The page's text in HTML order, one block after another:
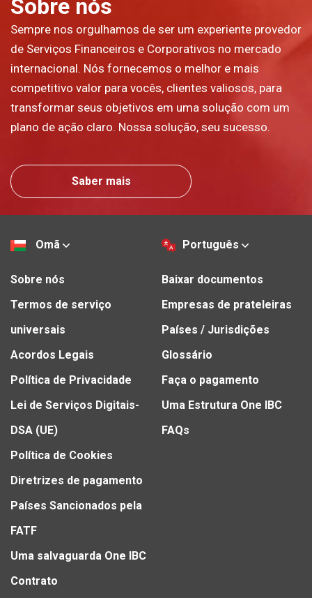
Sobre nós
Sempre nos orgulhamos de ser um experiente provedor
de Serviços Financeiros e Corporativos no mercado
internacional. Nós fornecemos o melhor e mais
competitivo valor para vocês, clientes valiosos, para
transformar seus objetivos em uma solução com um
plano de ação claro. Nossa solução, seu sucesso.
Saber mais
Omã Português
Sobre nós
Termos de serviço
universais
Acordos Legais
Política de Privacidade
Lei de Serviços Digitais-
DSA (UE)
Política de Cookies
Diretrizes de pagamento
Países Sancionados pela
FATF
Uma salvaguarda One IBC
Contrato
Baixar documentos
Empresas de prateleiras
Países / Jurisdições
Glossário
Faça o pagamento
Uma Estrutura One IBC
FAQs